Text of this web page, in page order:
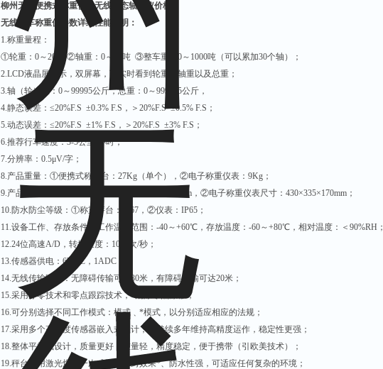
柳州无线便携式称重仪，无线动态轴重仪价格
无线汽车称重仪参数详细性能说明：
1.称重量程：
①轮重：0～20吨 ②轴重：0～40吨 ③整车重：0～1000吨（可以累加30个轴）；
2.LCD液晶屏显示，双屏幕，可实时看到轮重，轴重以及总重；
3.轴（轮）重：0～99995公斤，总重：0～999995公斤，
4.静态误差：≤20%F.S ±0.3% F.S，＞20%F.S ±0.5% F.S；
5.动态误差：≤20%F.S ±1% F.S，＞20%F.S ±3% F.S；
6.推荐行车速度：3-5公里/小时；
7.分辨率：0.5μV/字；
8.产品重量：①便携式称重台：27Kg（单个），②电子称重仪表：9Kg；
9.产品尺寸：①便携式称重台尺寸：800×350×22mm，②电子称重仪表尺寸：430×335×170mm；
10. 防水防尘等级：①称重秤台：IP67，②仪表：IP65；
11.设备工作、存放条件：工作温度范围：-40～+60℃，存放温度：-60～+80℃，相对温度：＜90%RH；
12.24位高速A/D，转换速度：1000次/秒；
13.传感器供电：6VDC，1ADC；
14.无线传输距离：无障碍传输可达30米，有障碍传输可达20米；
15.采用浮零技术和零点跟踪技术，*消除零点漂移；
16.可分别选择不同工作模式：模式﹑*模式，以分别适应相应的法规；
17.采用多个高精度传感器嵌入式设计，能持续多年维持高精度运作，稳定性更强；
18.整体平板式设计，质量更好，重量轻，精度稳定，便于携带（引欧美技术）；
19.秤台采用激光焊接一次成型、密封效果*、防水性强，可适应任何复杂的环境；